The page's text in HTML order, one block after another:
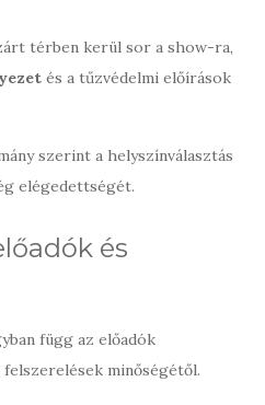
térben kerül sor a show-ra,
és a tűzvédelmi előírások
szerint a helyszínválasztás
elégedettségét.
és
függ az előadók
minőségétől.